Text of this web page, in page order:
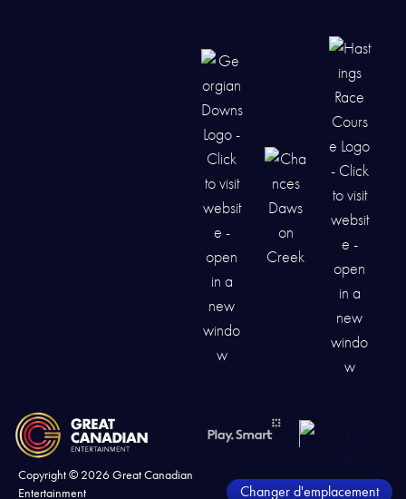
Copyright © 2026Great Canadian
Entertainment
Changer d'emplacement